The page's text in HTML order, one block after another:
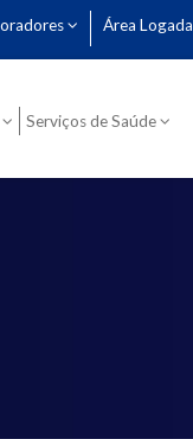
Área Logada
Serviços de Saúde